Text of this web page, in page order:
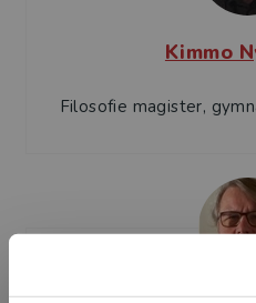
Kimmo
Filosofie magister,